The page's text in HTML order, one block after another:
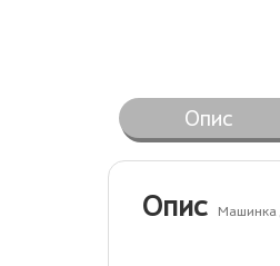
Опис
Опис Машинка